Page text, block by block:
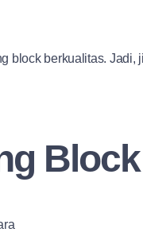
block berkualitas. Jadi,